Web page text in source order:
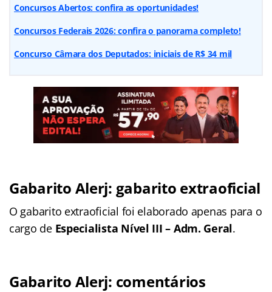
Concursos Abertos: confira as oportunidades!
Concursos Federais 2026: confira o panorama completo!
Concurso Câmara dos Deputados: iniciais de R$ 34 mil
Gabarito Alerj: gabarito extraoficial
O gabarito extraoficial foi elaborado apenas para o
cargo de Especialista Nível III – Adm. Geral.
Gabarito Alerj: comentários